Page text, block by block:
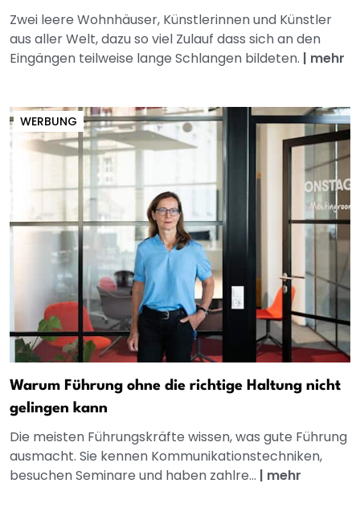
Zwei leere Wohnhäuser, Künstlerinnen und Künstler
aus aller Welt, dazu so viel Zulauf dass sich an den
Eingängen teilweise lange Schlangen bildeten. | mehr
WERBUNG
Warum Führung ohne die richtige Haltung nicht
gelingen kann
Die meisten Führungskräfte wissen, was gute Führung
ausmacht. Sie kennen Kommunikationstechniken,
besuchen Seminare und haben zahlre... | mehr